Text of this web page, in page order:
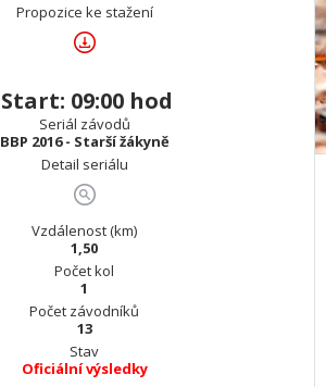
Propozice ke stažení
Start: 09:00 hod
Seriál závodů
BBP 2016 - Starší žákyně
Detail seriálu
Vzdálenost (km)
1,50
Počet kol
1
Počet závodníků
13
Stav
Oficiální výsledky